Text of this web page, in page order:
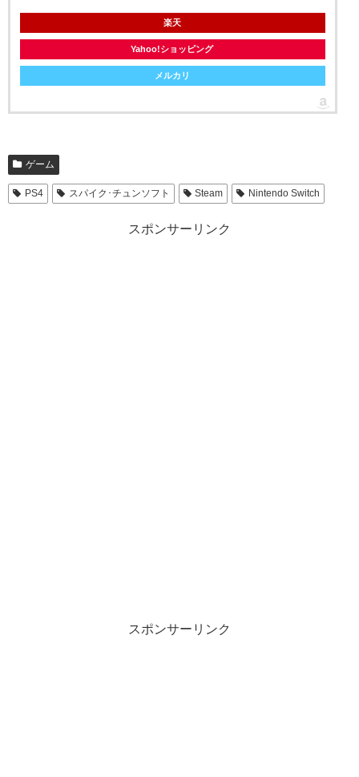
楽天
Yahoo!ショッピング
メルカリ
ゲーム
PS4 スパイク･チュンソフト Steam Nintendo Switch
スポンサーリンク
スポンサーリンク